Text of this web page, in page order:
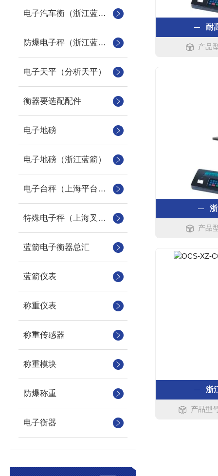
电子汽车衡（浙江蓝箭汽车衡）
防爆电子秤（浙江蓝箭防爆秤）
电子天平（分析天平）
衡器要选配配件
电子地磅
电子地磅（浙江蓝箭）
电子台秤（上海平台称）
特殊电子秤（上海叉车秤）
蓝箭电子衡器总汇
蓝箭仪表
称重仪表
称重传感器
称重模块
防爆称重
电子衡器
耐
产品
产品
浙
产品型